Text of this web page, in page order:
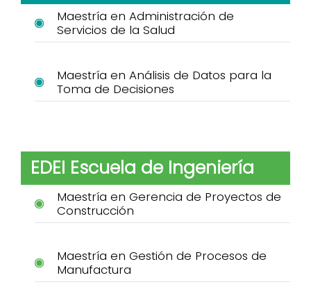
Maestría en Administración de
Servicios de la Salud
Maestría en Análisis de Datos para la
Toma de Decisiones
EDEI Escuela de Ingeniería
Maestría en Gerencia de Proyectos de
Construcción
Maestría en Gestión de Procesos de
Manufactura